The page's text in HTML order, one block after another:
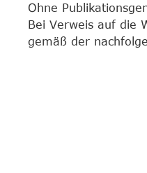
Ohne
Bei Verweis auf die
gemäß der